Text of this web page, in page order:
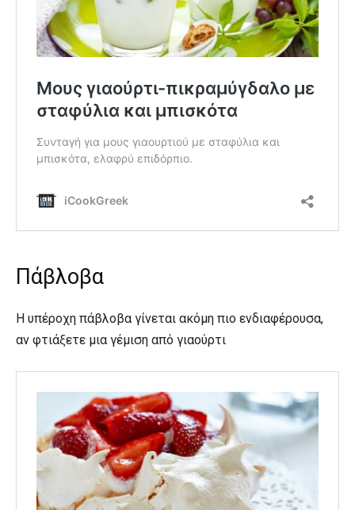
Πάβλοβα
Η υπέροχη πάβλοβα γίνεται ακόμη πιο ενδιαφέρουσα,
αν φτιάξετε μια γέμιση από γιαούρτι